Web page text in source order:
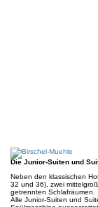
Die Junior-Suiten und
Neben den klassischen
32 und 36), zwei
getrennten Schlafräumen.
Alle Junior-Suiten und